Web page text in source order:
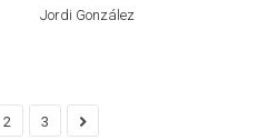
Jordi González
2 3